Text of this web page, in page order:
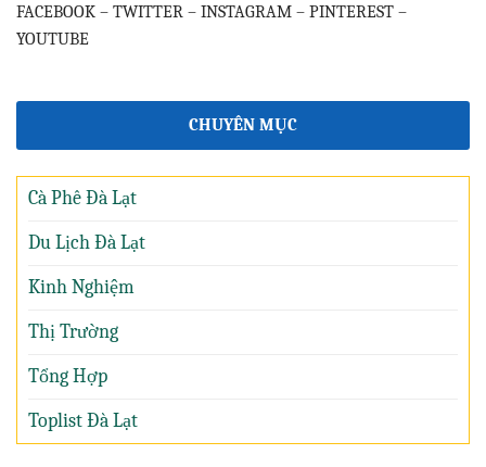
FACEBOOK – TWITTER – INSTAGRAM – PINTEREST –
YOUTUBE
CHUYÊN MỤC
Cà Phê Đà Lạt
Du Lịch Đà Lạt
Kinh Nghiệm
Thị Trường
Tổng Hợp
Toplist Đà Lạt